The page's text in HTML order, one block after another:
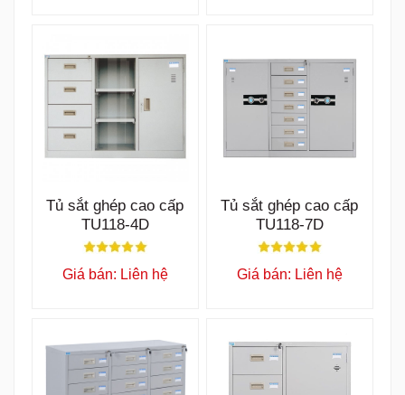
Tủ sắt ghép cao cấp
TU118-4D
Giá bán: Liên hệ
Tủ sắt ghép cao cấp
TU118-7D
Giá bán: Liên hệ